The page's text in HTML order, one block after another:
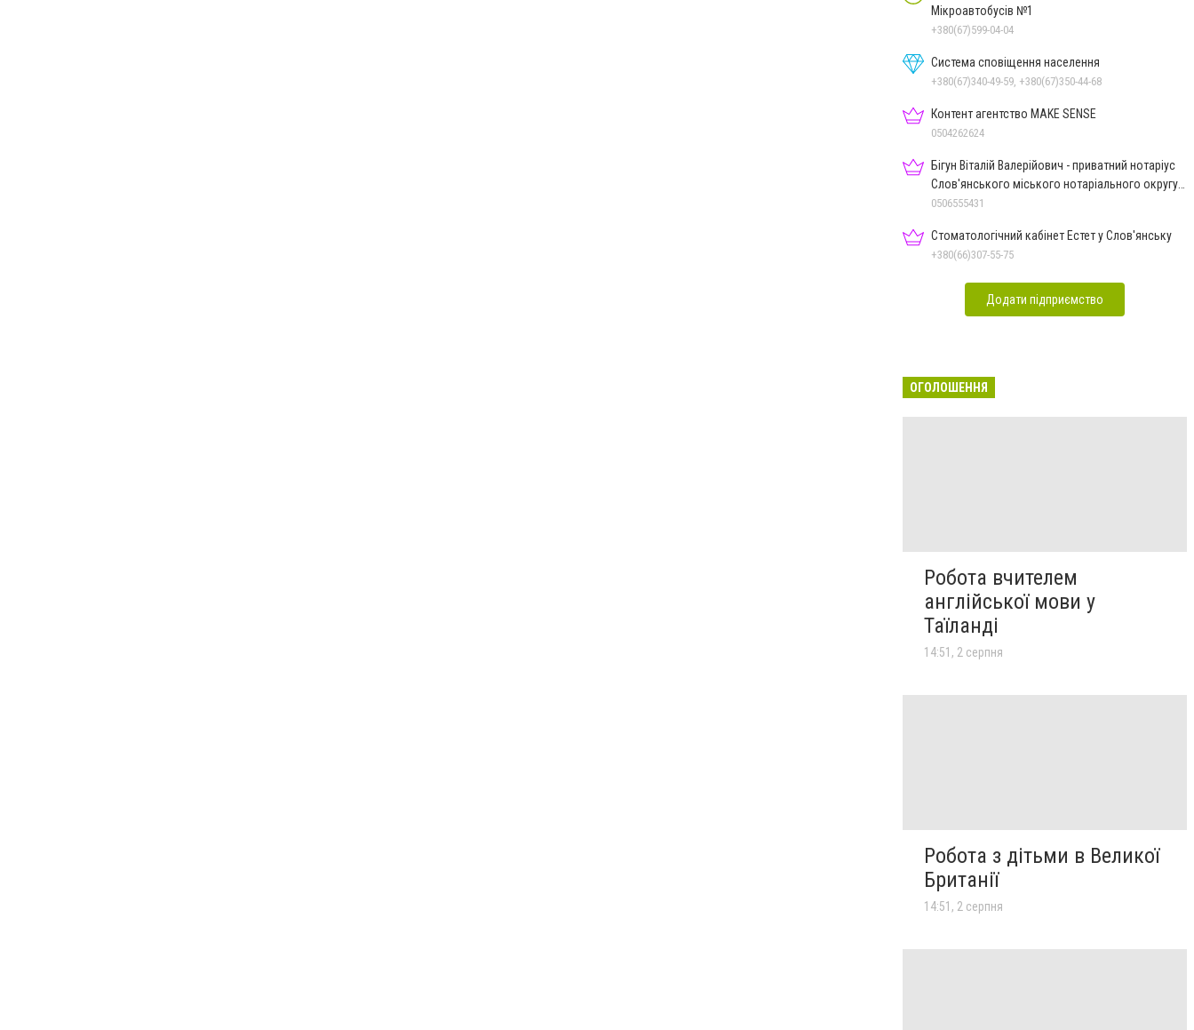
Мікроавтобусів №1
+380(67)599-04-04
Система сповіщення населення
+380(67)340-49-59, +380(67)350-44-68
Контент агентство MAKE SENSE
0504262624
Бігун Віталій Валерійович - приватний нотаріус
Слов'янського міського нотаріального округу
Дон.обл.
0506555431
Стоматологічний кабінет Естет у Слов'янську
+380(66)307-55-75
Додати підприємство
ОГОЛОШЕННЯ
Робота вчителем
англійської мови у
Таїланді
14:51, 2 серпня
Робота з дітьми в Великої
Британії
14:51, 2 серпня